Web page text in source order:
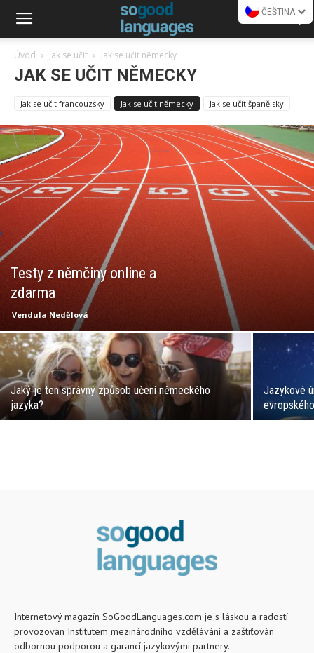
ČEŠTINA
Úvod Jak se učit Jak se učit německy
JAK SE UČIT NĚMECKY
Jak se učit francouzsky Jak se učit německy Jak se učit španělsky
Testy z němčiny online a
zdarma
Vendula Nedělová
Jaký je ten správný způsob učení německého
jazyka?
Jazykové
Internetový magazín SoGoodLanguages.com je s láskou a radostí
provozován Institutem mezinárodního vzdělávání a zaštiťován
odbornou podporou a garancí jazykovými partnery.